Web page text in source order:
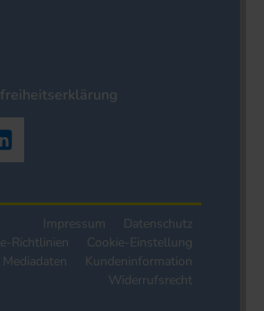
Impressum
Datenschutz
Richtlinien
Cookie-Einstellung
Mediadaten
Kundeninformation
Widerrufsrecht